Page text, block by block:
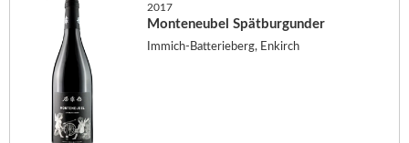
2017
Monteneubel Spätburgunder
Immich-Batterieberg, Enkirch